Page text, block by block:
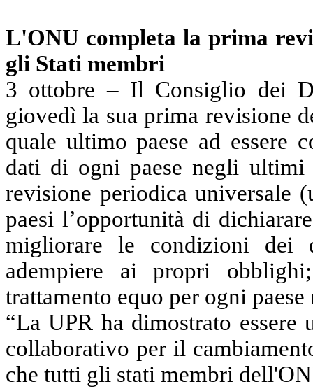
L'ONU completa la prima
gli Stati membri
3 ottobre – Il Consiglio dei
giovedì la sua prima revisione
quale ultimo paese ad essere
dati di ogni paese negli ultimi
revisione periodica universale
paesi l’opportunità di
migliorare le condizioni dei
adempiere ai propri
trattamento equo per ogni
“La UPR ha dimostrato essere
collaborativo per il
che tutti gli stati membri